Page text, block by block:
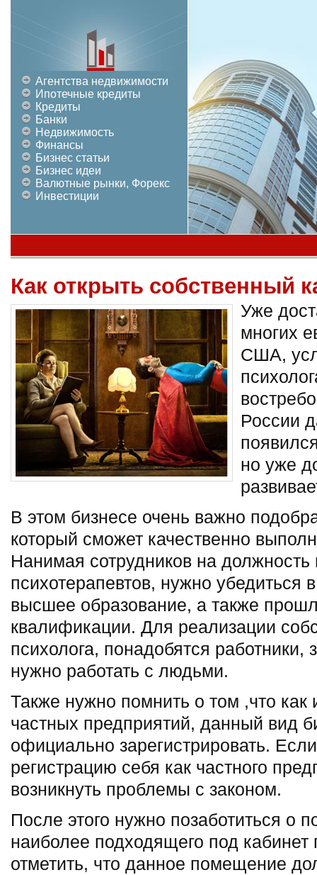
Агентства недвижимости
Ипотечные кредиты
Кредиты
Банки
Недвижимость
Финансы
Бизнес статьи
Бизнес идеи
Валютные рынки, Форекс
Инвестиции
Как открыть собственный
Уже
многих
США,
России
но уже
В этом бизнесе очень важно
который сможет качественно
Нанимая сотрудников на должность
психотерапевтов, нужно убедиться
высшее образование, а также
квалификации. Для реализации
психолога, понадобятся
нужно работать с людьми.
Также нужно помнить о том ,что как
частных предприятий, данный вид
официально зарегистрировать.
регистрацию себя как частного
возникнуть проблемы с законом.
После этого нужно позаботиться о
наиболее подходящего под кабинет
отметить, что данное помещение